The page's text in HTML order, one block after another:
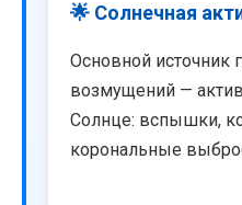
🌟 Солнечная
Основной источник
возмущений —
Солнце: вспышки,
корональные